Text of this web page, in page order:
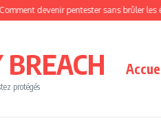
devenir pentester sans brûler les étapes
protégés